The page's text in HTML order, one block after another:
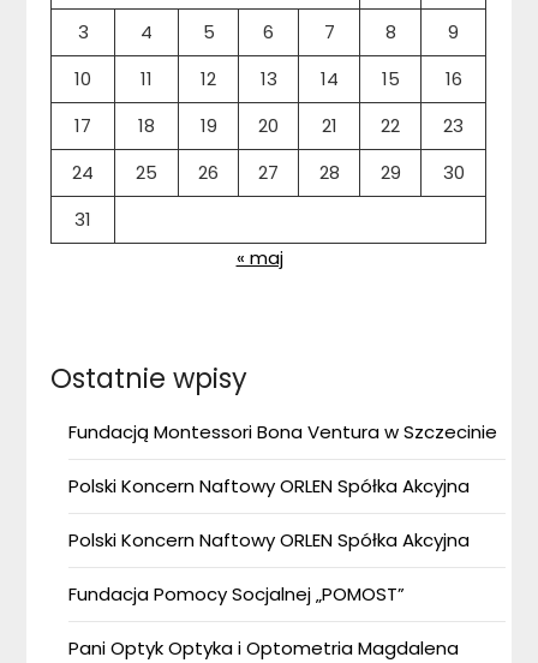
3
4 5 6 7 8
9
10
11 12 13 14 15
16
17
18 19 20 21 22
23
24
25 26 27 28 29
30
31
« maj
Ostatnie wpisy
Fundacją Montessori Bona Ventura w Szczecinie
Polski Koncern Naftowy ORLEN Spółka Akcyjna
Polski Koncern Naftowy ORLEN Spółka Akcyjna
Fundacja Pomocy Socjalnej „POMOST”
Pani Optyk Optyka i Optometria Magdalena